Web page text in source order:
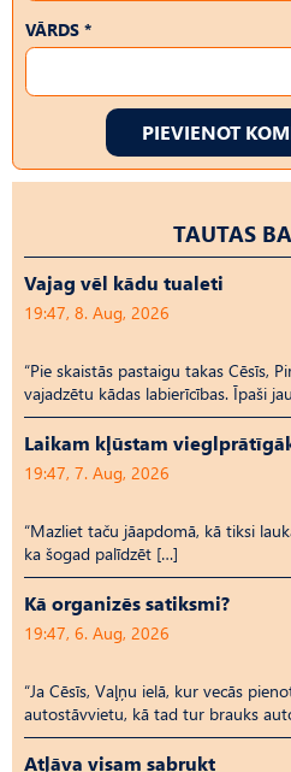
VĀRDS *
PIEVIENOT
TAUTAS
Vajag vēl kādu tualeti
19:47, 8. Aug, 2026
“Pie skaistās pastaigu takas Cēsīs,
vajadzētu kādas labierīcības. Īpaši
Laikam kļūstam
19:47, 7. Aug, 2026
“Mazliet taču jāapdomā, kā tiksi
ka šogad palīdzēt […]
Kā organizēs satiksmi?
19:47, 6. Aug, 2026
“Ja Cēsīs, Vaļņu ielā, kur vecās
autostāvvietu, kā tad tur brauks
Atļāva visam sabrukt